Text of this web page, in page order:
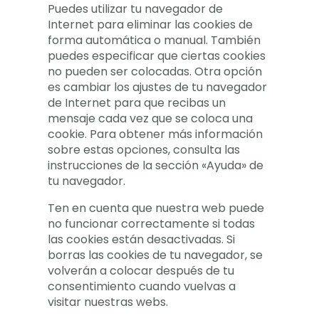
Puedes utilizar tu navegador de
Internet para eliminar las cookies de
forma automática o manual. También
puedes especificar que ciertas cookies
no pueden ser colocadas. Otra opción
es cambiar los ajustes de tu navegador
de Internet para que recibas un
mensaje cada vez que se coloca una
cookie. Para obtener más información
sobre estas opciones, consulta las
instrucciones de la sección «Ayuda» de
tu navegador.
Ten en cuenta que nuestra web puede
no funcionar correctamente si todas
las cookies están desactivadas. Si
borras las cookies de tu navegador, se
volverán a colocar después de tu
consentimiento cuando vuelvas a
visitar nuestras webs.